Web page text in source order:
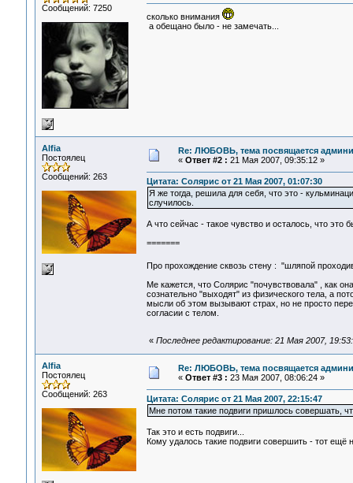
Сообщений: 7250
сколько внимания
а обещано было - не замечать...
Alfia
Постоялец
Сообщений: 263
Re: ЛЮБОВЬ, тема посвящается
« Ответ #2 : 21 Мая 2007, 09:35:12 »
Цитата: Солярис от 21 Мая 2007, 01:07:30
Я же тогда, решила для себя, что это -
случилось.
А что сейчас - такое чувство и осталось, что это
=======
Про прохождение сквозь стену : "шляпой
Ме кажется, что Солярис "почувствовала" , как
сознательно "выходят" из физического тела, а
мысли об этом вызывают страх, но не просто
согласии с телом.
« Последнее редактирование: 21 Мая 2007,
Alfia
Постоялец
Сообщений: 263
Re: ЛЮБОВЬ, тема посвящается
« Ответ #3 : 23 Мая 2007, 08:06:24 »
Цитата: Солярис от 21 Мая 2007, 22:15:47
Мне потом такие подвиги пришлось совершать,
Так это и есть подвиги...
Кому удалось такие подвиги совершить - тот ещё